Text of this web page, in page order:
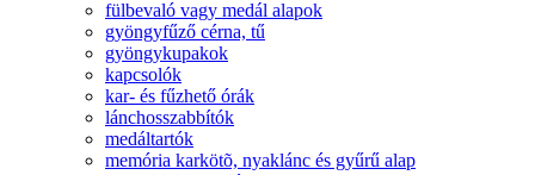
fülbevaló vagy medál alapok
gyöngyfűző cérna, tű
gyöngykupakok
kapcsolók
kar- és fűzhető órák
lánchosszabbítók
medáltartók
memória karkötõ, nyaklánc és gyűrű alap